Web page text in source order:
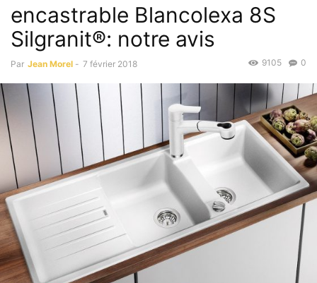
encastrable Blancolexa 8S
Silgranit®: notre avis
Par Jean Morel - 7 février 2018 0
9105